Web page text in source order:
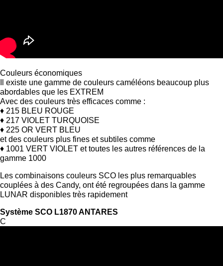
Couleurs économiques
Il existe une gamme de couleurs caméléons beaucoup plus
abordables que les EXTREM
Avec des couleurs très efficaces comme :
♦ 215 BLEU ROUGE
♦ 217 VIOLET TURQUOISE
♦ 225 OR VERT BLEU
et des couleurs plus fines et subtiles comme
♦ 1001 VERT VIOLET et toutes les autres références de la
gamme 1000
Les combinaisons couleurs SCO les plus remarquables
couplées à des Candy, ont été regroupées dans la gamme
LUNAR disponibles très rapidement
Système SCO L1870 ANTARES
C